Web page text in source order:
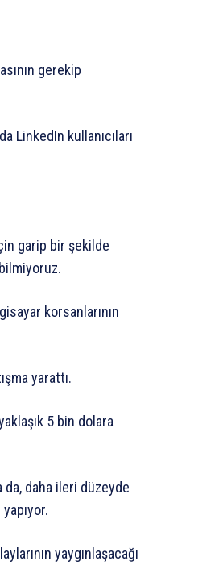
gerekip
LinkedIn kullanıcıları
garip bir şekilde
korsanlarının
yarattı.
5 bin dolara
daha ileri düzeyde
yaygınlaşacağı